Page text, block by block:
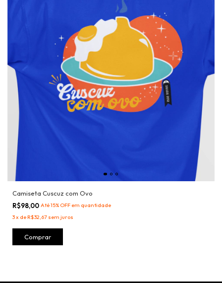
Camiseta Cuscuz com Ovo
R$98,00 Até 15% OFF em quantidade
3x deR$32,67 sem juros
Comprar